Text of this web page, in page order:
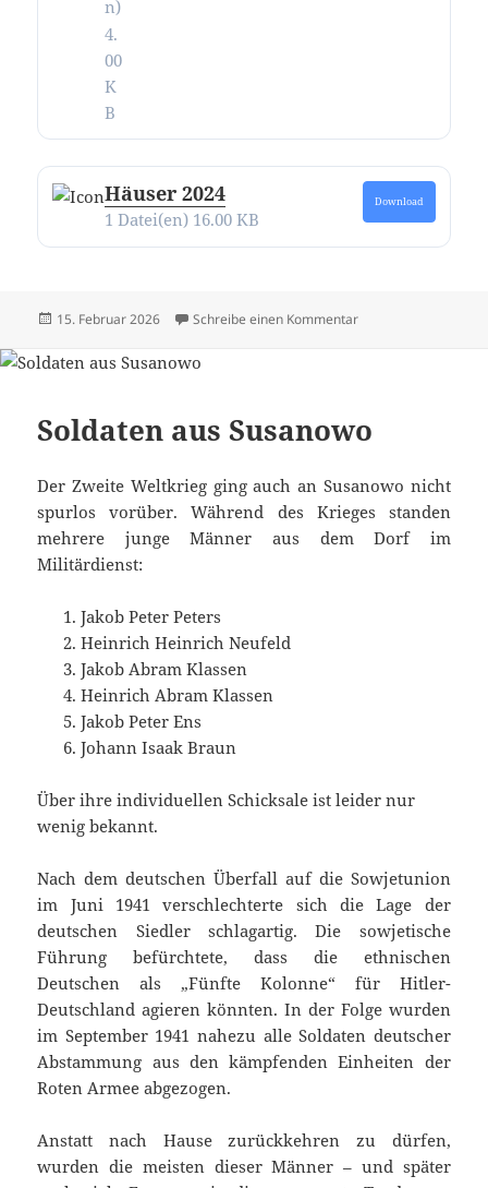
n)
4.
00
K
B
Häuser 2024
1 Datei(en) 16.00 KB
Download
Veröffentlicht
15. Februar 2026 Schreibe einen Kommentarzu Alle Texte und
Soldaten aus Susanowo
Der Zweite Weltkrieg ging auch an Susanowo nicht
spurlos vorüber. Während des Krieges standen
mehrere junge Männer aus dem Dorf im
Militärdienst:
Jakob Peter Peters
Heinrich Heinrich Neufeld
Jakob Abram Klassen
Heinrich Abram Klassen
Jakob Peter Ens
Johann Isaak Braun
Über ihre individuellen Schicksale ist leider nur
wenig bekannt.
Nach dem deutschen Überfall auf die Sowjetunion
im Juni 1941 verschlechterte sich die Lage der
deutschen Siedler schlagartig. Die sowjetische
Führung befürchtete, dass die ethnischen
Deutschen als „Fünfte Kolonne“ für Hitler-
Deutschland agieren könnten. In der Folge wurden
im September 1941 nahezu alle Soldaten deutscher
Abstammung aus den kämpfenden Einheiten der
Roten Armee abgezogen.
Anstatt nach Hause zurückkehren zu dürfen,
wurden die meisten dieser Männer – und später